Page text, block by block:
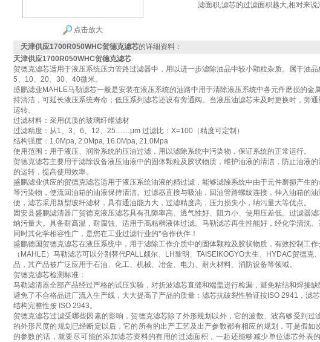
点击放大
滤面积,滤芯的过滤面积越大,相对来
天津供应1700R050WHC贺德克滤芯的详细资料：
天津供应1700R050WHC贺德克滤芯
贺德克滤芯适用于液压系统压力管路过滤器中，用以进一步滤除油品中较小颗粒杂质。属于油品
5、10、20、30、40微米。
盛鹏滤业MAHLE马勒滤芯一般是安装在液压系统的油路中用于清除液压系统中各元件磨损的金
持清洁，可延长液压系统寿命；低压系列滤芯还设有旁通阀。当液压油滤芯未及时更换时，旁
运转。
过滤材料：采用优质的玻璃纤维滤材
过滤精度：从1、3、6、12、25……μm 过滤比：X=100（精度可定制）
结构强度：1.0Mpa, 2.0Mpa, 16.0Mpa, 21.0Mpa
使用范围：用于液压、润滑系统的压油过滤，用以滤除系统中污染物，保证系统的正常运行。
贺德克滤芯主要用于滤除设备液压油液中的固体颗粒及胶状物质，维护油液的清洁，防止油液
的运转，提高使用效率。
盛鹏滤业供应的贺德克滤芯适用于液压系统油液的精过滤，能够滤除系统中由于元件磨损产生
等污染物，使流回油箱的油液保持清洁。过滤器直接与吸油，回油管路螺纹连接，伸入油箱的
便，滤芯采用新型玻纤滤材，具有通油能力大，过滤精度高，压力损失小，纳污量大等优点。
固安县盛鹏滤清器厂贺德克液压滤芯具有孔隙率高、透气性好、阻力小、使用压差低。过滤器滤
纳污量大。具备耐高温，耐腐蚀、适用于高粘稠液体过滤。马勒滤芯再生性能好，经化学清洗
同时其化学相容性广，是您在工业过滤行业的*合作伙伴！
盛鹏德国贺德克滤芯在液压系统中，用于滤除工作介质中的固体颗粒及胶状物质，有效控制工
（MAHLE）马勒滤芯可以分别替代PALL颇尔、LH黎明、TAISEIKOGYO大生、HYDAC贺德克
品，其产品被广泛应用于石油、化工、机械、冶金、电力、耐火材料、消防设备等领域。
贺德克滤芯检测标准：
马勒滤清器全部产品经过严格的试压实验，对折波滤芯直缝和端盖进行检漏，避免粘结和焊接缺
避免了不合格品进厂流入生产线，大大提高了产品的质量：滤芯抗破裂性验证按ISO 2941，滤
结构完整性按 ISO 2943。
贺德克滤芯过滤受哪些因素的影响，贺德克滤芯除了外形规划以外，它的波数、波高够受到过
的外形尺度的规划已经断定以后，它的所有的出产工艺及出产参数都有相应的规划，可是假如
的参数的话，就要尽可能的添加滤芯资料的有用的过滤面积，一起还能够减少单位滤芯外表